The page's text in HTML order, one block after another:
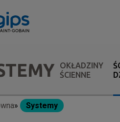
OKŁADZINY
ŚCIENNE
Systemy